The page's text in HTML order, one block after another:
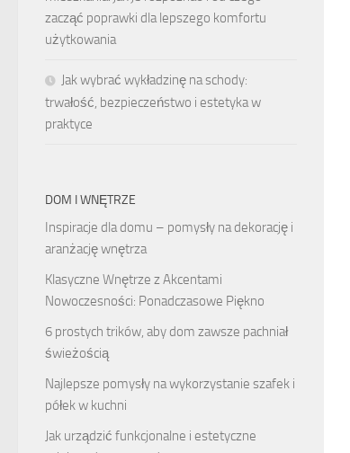
zacząć poprawki dla lepszego komfortu
użytkowania
Jak wybrać wykładzinę na schody:
trwałość, bezpieczeństwo i estetyka w
praktyce
DOM I WNĘTRZE
Inspiracje dla domu – pomysły na dekorację i
aranżację wnętrza
Klasyczne Wnętrze z Akcentami
Nowoczesności: Ponadczasowe Piękno
6 prostych trików, aby dom zawsze pachniał
świeżością
Najlepsze pomysły na wykorzystanie szafek i
półek w kuchni
Jak urządzić funkcjonalne i estetyczne